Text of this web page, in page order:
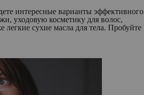
интересные варианты эффективного
уходовую косметику для волос,
легкие сухие масла для тела. Пробуйте